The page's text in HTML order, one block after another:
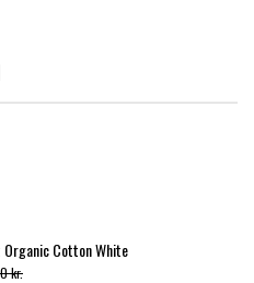
Cotton White
kr.